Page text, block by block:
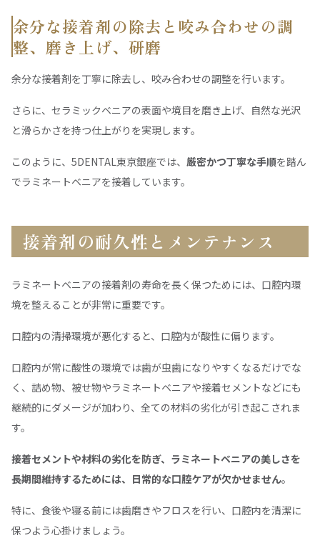
余分な接着剤の除去と咬み合わせの調
整、磨き上げ、研磨
余分な接着剤を丁寧に除去し、咬み合わせの調整を行います。
さらに、セラミックベニアの表面や境目を磨き上げ、自然な光沢
と滑らかさを持つ仕上がりを実現します。
このように、5DENTAL東京銀座では、 厳密かつ丁寧な手順を踏ん
でラミネートベニアを接着しています。
接着剤の耐久性とメンテナンス
ラミネートベニアの接着剤の寿命を長く保つためには、口腔内環
境を整えることが非常に重要です。
口腔内の清掃環境が悪化すると、口腔内が酸性に偏ります。
口腔内が常に酸性の環境では歯が虫歯になりやすくなるだけでな
く、詰め物、被せ物やラミネートベニアや接着セメントなどにも
継続的にダメージが加わり、全ての材料の劣化が引き起こされま
す。
接着セメントや材料の劣化を防ぎ、ラミネートベニアの美しさを
長期間維持するためには、日常的な口腔ケアが欠かせません。
特に、食後や寝る前には歯磨きやフロスを行い、口腔内を清潔に
保つよう心掛けましょう。